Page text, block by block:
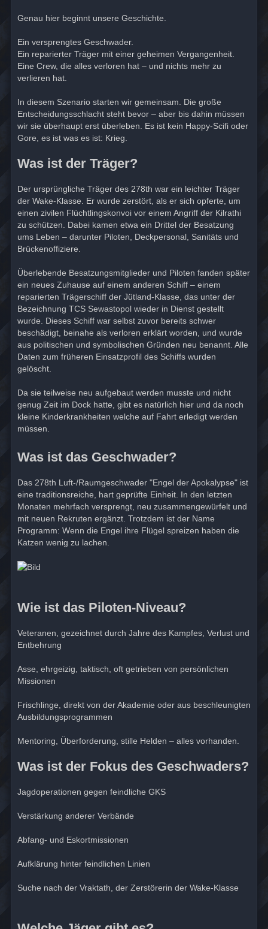
Genau hier beginnt unsere Geschichte.
Ein versprengtes Geschwader.
Ein reparierter Träger mit einer geheimen Vergangenheit.
Eine Crew, die alles verloren hat – und nichts mehr zu
verlieren hat.
In diesem Szenario starten wir gemeinsam. Die große
Entscheidungsschlacht steht bevor – aber bis dahin müssen
wir sie überhaupt erst überleben. Es ist kein Happy-Scifi oder
Gore, es ist was es ist: Krieg.
Was ist der Träger?
Der ursprüngliche Träger des 278th war ein leichter Träger
der Wake-Klasse. Er wurde zerstört, als er sich opferte, um
einen zivilen Flüchtlingskonvoi vor einem Angriff der Kilrathi
zu schützen. Dabei kamen etwa ein Drittel der Besatzung
ums Leben – darunter Piloten, Deckpersonal, Sanitäts und
Brückenoffiziere.
Überlebende Besatzungsmitglieder und Piloten fanden später
ein neues Zuhause auf einem anderen Schiff – einem
reparierten Trägerschiff der Jütland-Klasse, das unter der
Bezeichnung TCS Sewastopol wieder in Dienst gestellt
wurde. Dieses Schiff war selbst zuvor bereits schwer
beschädigt, beinahe als verloren erklärt worden, und wurde
aus politischen und symbolischen Gründen neu benannt. Alle
Daten zum früheren Einsatzprofil des Schiffs wurden
gelöscht.
Da sie teilweise neu aufgebaut werden musste und nicht
genug Zeit im Dock hatte, gibt es natürlich hier und da noch
kleine Kinderkrankheiten welche auf Fahrt erledigt werden
müssen.
Was ist das Geschwader?
Das 278th Luft-/Raumgeschwader "Engel der Apokalypse" ist
eine traditionsreiche, hart geprüfte Einheit. In den letzten
Monaten mehrfach versprengt, neu zusammengewürfelt und
mit neuen Rekruten ergänzt. Trotzdem ist der Name
Programm: Wenn die Engel ihre Flügel spreizen haben die
Katzen wenig zu lachen.
Wie ist das Piloten-Niveau?
Veteranen, gezeichnet durch Jahre des Kampfes, Verlust und
Entbehrung
Asse, ehrgeizig, taktisch, oft getrieben von persönlichen
Missionen
Frischlinge, direkt von der Akademie oder aus beschleunigten
Ausbildungsprogrammen
Mentoring, Überforderung, stille Helden – alles vorhanden.
Was ist der Fokus des Geschwaders?
Jagdoperationen gegen feindliche GKS
Verstärkung anderer Verbände
Abfang- und Eskortmissionen
Aufklärung hinter feindlichen Linien
Suche nach der Vraktath, der Zerstörerin der Wake-Klasse